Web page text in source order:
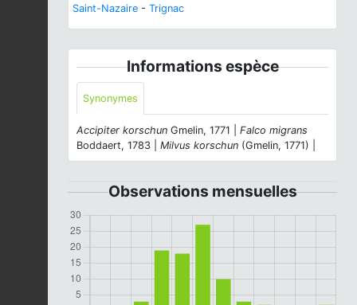
Saint-Nazaire - Trignac
Informations espèce
Synonymes
Accipiter korschun Gmelin, 1771 | Falco migrans
Boddaert, 1783 | Milvus korschun (Gmelin, 1771) |
Observations mensuelles